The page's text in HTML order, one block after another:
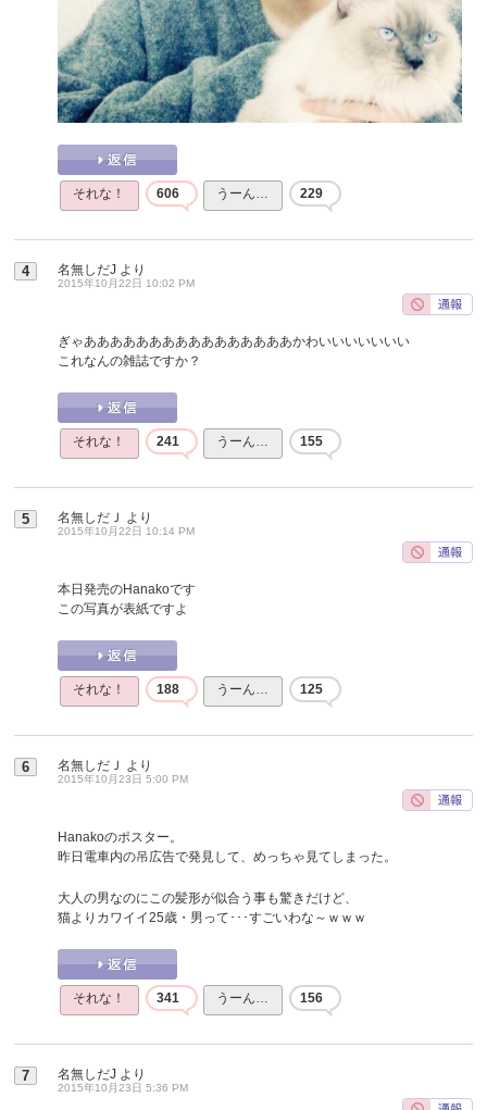
それな！ 606 うーん… 229
4 名無しだJ より
2015年10月22日 10:02 PM
ぎゃああああああああああああああああかわいいいいいいい
これなんの雑誌ですか？
それな！ 241 うーん… 155
5 名無しだＪ より
2015年10月22日 10:14 PM
本日発売のHanakoです
この写真が表紙ですよ
それな！ 188 うーん… 125
6 名無しだＪ より
2015年10月23日 5:00 PM
Hanakoのポスター。
昨日電車内の吊広告で発見して、めっちゃ見てしまった。
大人の男なのにこの髪形が似合う事も驚きだけど、
猫よりカワイイ25歳・男って･･･すごいわな～ｗｗｗ
それな！ 341 うーん… 156
7 名無しだJ より
2015年10月23日 5:36 PM